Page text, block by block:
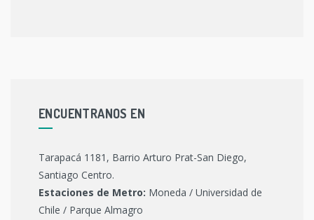
ENCUENTRANOS EN
Tarapacá 1181, Barrio Arturo Prat-San Diego,
Santiago Centro.
Estaciones de Metro: Moneda / Universidad de
Chile / Parque Almagro